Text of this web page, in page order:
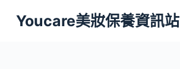
跳
至
Youcare美妝保養資訊站